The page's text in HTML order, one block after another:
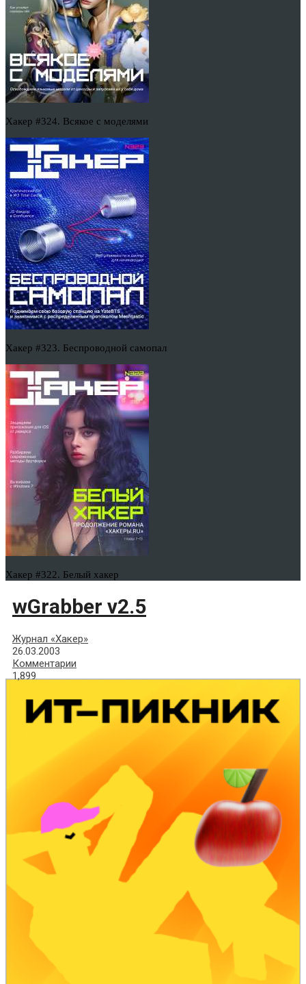
Хакер #324. Всякое с моделями
Хакер #323. Беспроводной самопал
Хакер #322. Белый хакер
wGrabber v2.5
Журнал «Хакер»
26.03.2003
Комментарии
1,899